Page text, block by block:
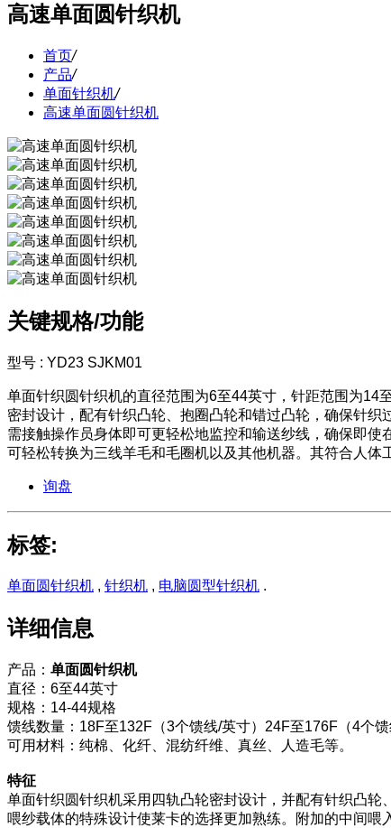
高速单面圆针织机
首页/
产品/
单面针织机/
高速单面圆针织机
关键规格/功能
型号 : YD23 SJKM01
单面针织圆针织机的直径范围为6至44英寸，针距范围为14
密封设计，配有针织凸轮、抱圈凸轮和错过凸轮，确保针
需接触操作员身体即可更轻松地监控和输送纱线，确保即
可轻松转换为三线羊毛和毛圈机以及其他机器。其符合人体
询盘
标签:
单面圆针织机 , 针织机 , 电脑圆型针织机 .
详细信息
产品： 单面圆针织机
直径：6至44英寸
规格：14-44规格
馈线数量：18F至132F（3个馈线/英寸）24F至176F（4个馈
可用材料：纯棉、化纤、混纺纤维、真丝、人造毛等。
特征
单面针织圆针织机采用四轨凸轮密封设计，并配有针织凸轮
喂纱载体的特殊设计使莱卡的选择更加熟练。附加的中间